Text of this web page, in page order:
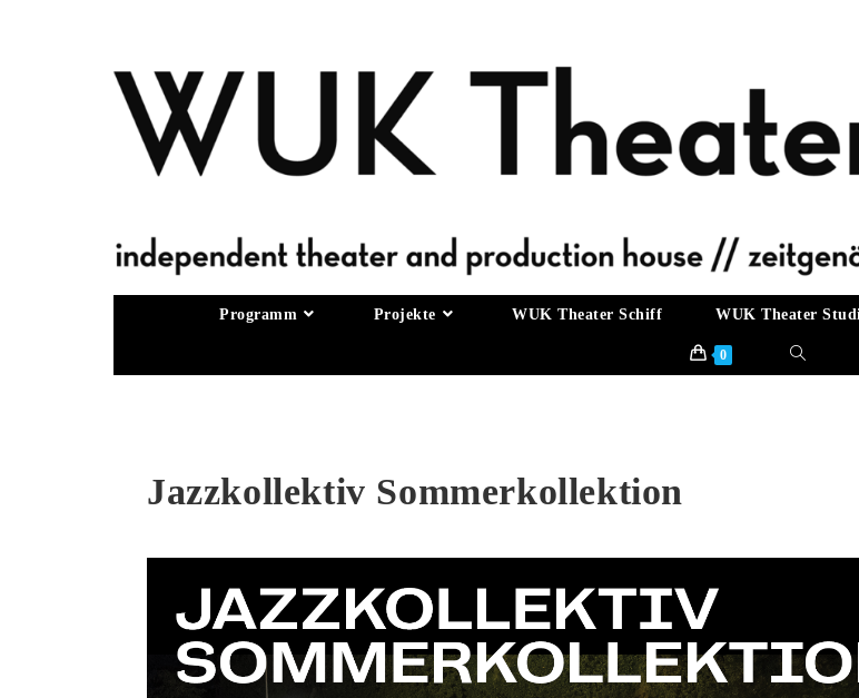
Programm Projekte WUK Theater Schiff WUK Theater
0
Jazzkollektiv Sommerkollektion